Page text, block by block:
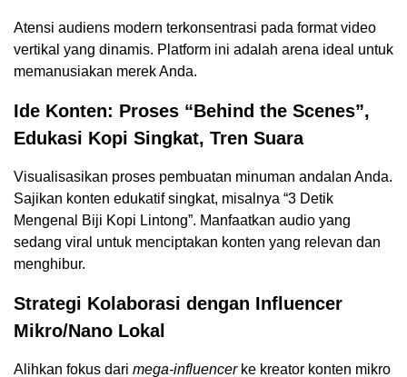
Atensi audiens modern terkonsentrasi pada format video
vertikal yang dinamis. Platform ini adalah arena ideal untuk
memanusiakan merek Anda.
Ide Konten: Proses “Behind the Scenes”,
Edukasi Kopi Singkat, Tren Suara
Visualisasikan proses pembuatan minuman andalan Anda.
Sajikan konten edukatif singkat, misalnya “3 Detik
Mengenal Biji Kopi Lintong”. Manfaatkan audio yang
sedang viral untuk menciptakan konten yang relevan dan
menghibur.
Strategi Kolaborasi dengan Influencer
Mikro/Nano Lokal
Alihkan fokus dari mega-influencerke kreator konten mikro